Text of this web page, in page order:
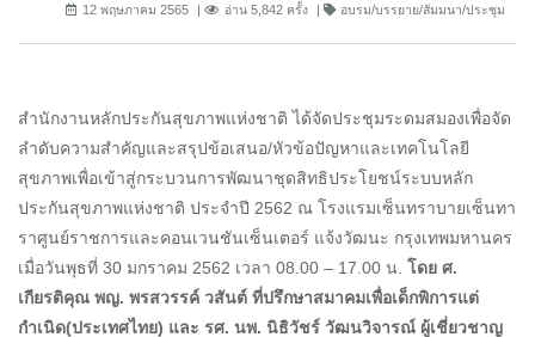
12 พฤษภาคม 2565 อ่าน 5,842 ครั้ง อบรม/บรรยาย/สัมมนา/ประชุม
สำนักงานหลักประกันสุขภาพแห่งชาติ ได้จัดประชุมระดมสมองเพื่อจัด
ลำดับความสำคัญและสรุปข้อเสนอ/หัวข้อปัญหาและเทคโนโลยี
สุขภาพเพื่อเข้าสู่กระบวนการพัฒนาชุดสิทธิประโยชน์ระบบหลัก
ประกันสุขภาพแห่งชาติ ประจำปี 2562 ณ โรงแรมเซ็นทราบายเซ็นทา
ราศูนย์ราชการและคอนเวนชันเซ็นเตอร์ แจ้งวัฒนะ กรุงเทพมหานคร
เมื่อวันพุธที่ 30 มกราคม 2562 เวลา 08.00 – 17.00 น. โดย ศ.
เกียรติคุณ พญ. พรสวรรค์ วสันต์ ที่ปรึกษาสมาคมเพื่อเด็กพิการแต่
กำเนิด(ประเทศไทย) และ รศ. นพ. นิธิวัชร์ วัฒนวิจารณ์ ผู้เชี่ยวชาญ